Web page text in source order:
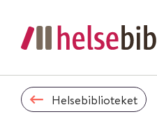
Helsebiblioteket